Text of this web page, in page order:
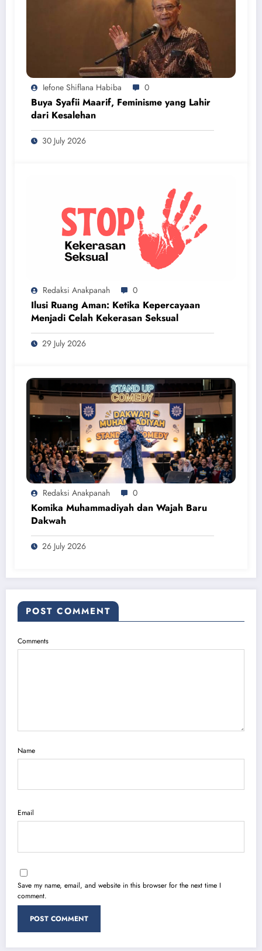
Iefone Shiflana Habiba 0
Buya Syafii Maarif, Feminisme yang Lahir
dari Kesalehan
30 July 2026
Redaksi Anakpanah 0
Ilusi Ruang Aman: Ketika Kepercayaan
Menjadi Celah Kekerasan Seksual
29 July 2026
Redaksi Anakpanah 0
Komika Muhammadiyah dan Wajah Baru
Dakwah
26 July 2026
POST COMMENT
Comments
Name
Email
Save my name, email, and website in this browser for the next time I
comment.